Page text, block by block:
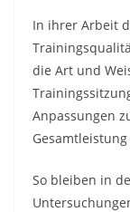
In ihrer Arbeit
die Art und
Anpassungen
So bleiben in